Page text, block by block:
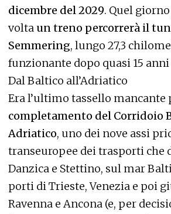
dicembre del 2029. Quel
volta un treno percorrerà il
Semmering, lungo 27,3
funzionante dopo quasi 15
Dal Baltico all’Adriatico
Era l’ultimo tassello mancante
completamento del Corridoio
Adriatico, uno dei nove assi
transeuropee dei trasporti che
Danzica e Stettino, sul mar
porti di Trieste, Venezia e poi
Ravenna e Ancona (e, per